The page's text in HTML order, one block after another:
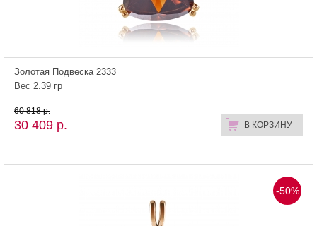
Золотая Подвеска 2333
Вес 2.39 гр
30 409 р. В КОРЗИНУ
60 818 р.
-50%